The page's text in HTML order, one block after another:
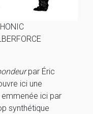
par Éric
ici une
ici par
synthétique